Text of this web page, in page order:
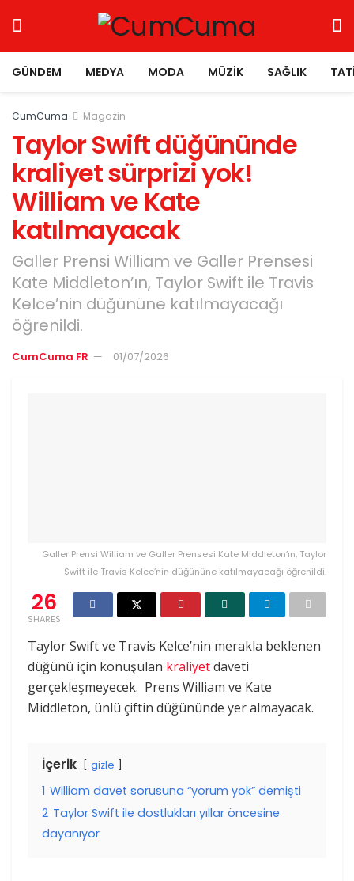
GÜNDEM MEDYA MODA MÜZIK SAĞLIK
CumCuma Magazin
Taylor Swift düğününde
kraliyet sürprizi yok!
William ve Kate
katılmayacak
Galler Prensi William ve Galler Prensesi
Kate Middleton’ın, Taylor Swift ile Travis
Kelce’nin düğününe katılmayacağı
öğrenildi.
CumCuma FR 01/07/2026
Galler Prensi William ve Galler Prensesi Kate Middleton’ın, Taylor
Swift ile Travis Kelce’nin düğününe katılmayacağı öğrenildi.
26
SHARES
Taylor Swift ve Travis Kelce’nin merakla beklenen
düğünü için konuşulan kraliyetdaveti
gerçekleşmeyecek. Prens William ve Kate
Middleton, ünlü çiftin düğününde yer almayacak.
İçerik gizle
1 William davet sorusuna “yorum yok” demişti
2 Taylor Swift ile dostlukları yıllar öncesine
dayanıyor